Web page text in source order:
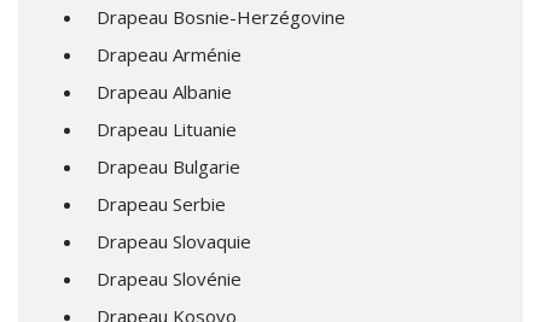
Drapeau Bosnie-Herzégovine
Drapeau Arménie
Drapeau Albanie
Drapeau Lituanie
Drapeau Bulgarie
Drapeau Serbie
Drapeau Slovaquie
Drapeau Slovénie
Drapeau Kosovo